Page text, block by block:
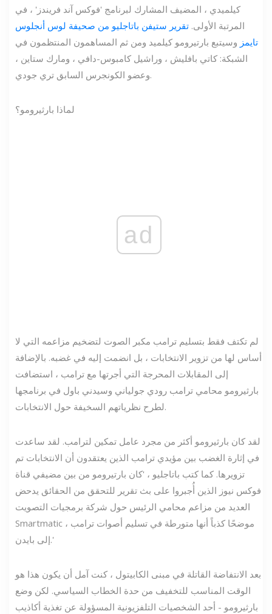
كيلميدي ، المضيف المشارك لبرنامج 'فوكس آند فريندز' ، في
المرتبة الأولى. تقرير ستيفن باتاجليو من صحيفة لوس أنجلوس
تايمز وسيتبع بارتيرومو كيلميد ومن ثم المساهمون المنتظمون في
الشبكة: كاتي بافليش ، وراشيل كامبوس-دافي ، ومارك ستاين ،
وعضو الكونجرس السابق تري جودي.
لماذا بارثيرومو؟
ad
لم تكتف فقط بتسليم ترامب مكبر الصوت لتضخيم مزاعمه التي لا
أساس لها من تزوير الانتخابات ، بل انضمت إليه في غضبه. بالإضافة
إلى المقابلات المحرجة التي أجرتها مع ترامب ، استضافت
بارثيرومو محامي ترامب رودي جولياني وسيدني باول في برنامجها
لطرح نظرياتهم السخيفة حول الانتخابات.
لقد كان بارثيرومو أكثر من مجرد عامل تمكين لترامب. لقد ساعدت
في إثارة الغضب بين مؤيدي ترامب الذين يعتقدون أن الانتخابات تم
تزويرها. كما كتب باتاجليو ، 'كان بارتيرومو من بين مضيفي قناة
فوكس نيوز الذين أُجبروا على بث تقرير للتحقق من الحقائق يدحض
العديد من مزاعم محامي الرئيس حول شركة برمجيات التصويت
Smartmatic ، موضحًا كذباً أنها متورطة في تسليم أصوات ترامب
إلى بايدن.'
بعد الانتفاضة القاتلة في مبنى الكابيتول ، كنت آمل أن يكون هذا هو
الوقت المناسب للتخفيف من حدة الخطاب السياسي. لكن وضع
بارثيرومو - أحد الشخصيات التلفزيونية المسؤولة عن تغذية أكاذيب